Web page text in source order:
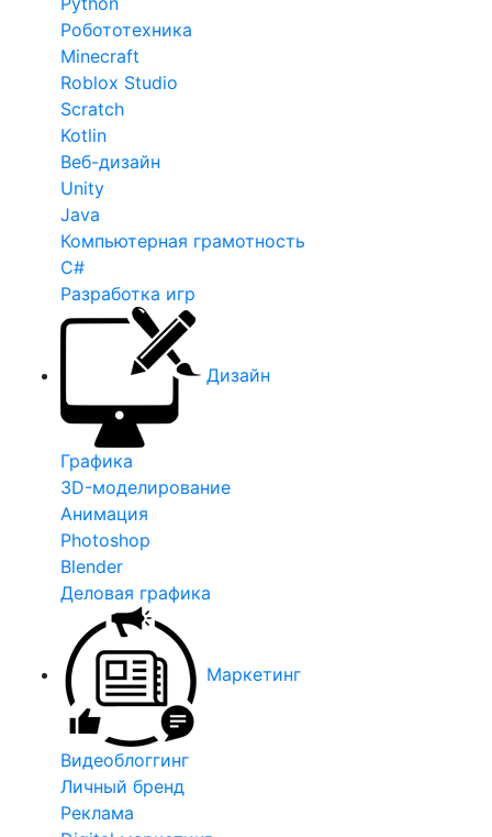
Робототехника
Minecraft
Roblox Studio
Scratch
Kotlin
Веб-дизайн
Unity
Java
Компьютерная грамотность
C#
Разработка игр
Дизайн
Графика
3D-моделирование
Анимация
Photoshop
Blender
Деловая графика
Маркетинг
Видеоблоггинг
Личный бренд
Реклама